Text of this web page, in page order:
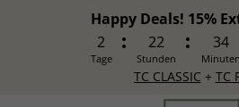
Happy Deals! 15%
2
Tage
22
Stunden
34
Minuten
TC CLASSIC + TC